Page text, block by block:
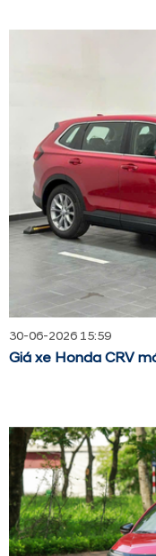
30-06-2026 15:59
Giá xe Honda CRV